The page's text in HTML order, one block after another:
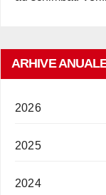
ARHIVE
2026
2025
2024